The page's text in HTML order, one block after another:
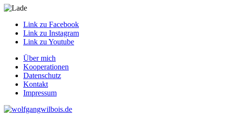
Link zu Facebook
Link zu Instagram
Link zu Youtube
Über mich
Kooperationen
Datenschutz
Kontakt
Impressum